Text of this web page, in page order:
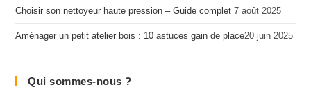
Choisir son nettoyeur haute pression – Guide complet 7 août 2025
Aménager un petit atelier bois : 10 astuces gain de place​20 juin 2025
Qui sommes-nous ?